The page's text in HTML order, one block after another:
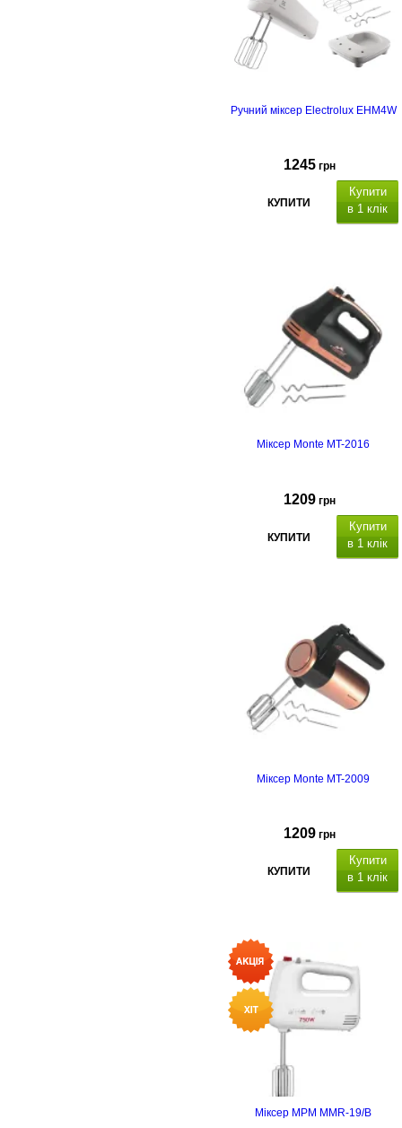
Ручний міксер Electrolux EHM4W
1245 грн
КУПИТИ
Купити
в 1 клік
Міксер Monte MT-2016
1209 грн
КУПИТИ
Купити
в 1 клік
Міксер Monte MT-2009
1209 грн
КУПИТИ
Купити
в 1 клік
Міксер MPM MMR-19/B